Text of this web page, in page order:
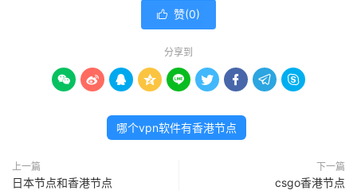
 赞(0)
分享到
        
哪个vpn软件有香港节点
上一篇
日本节点和香港节点
下一篇
csgo香港节点